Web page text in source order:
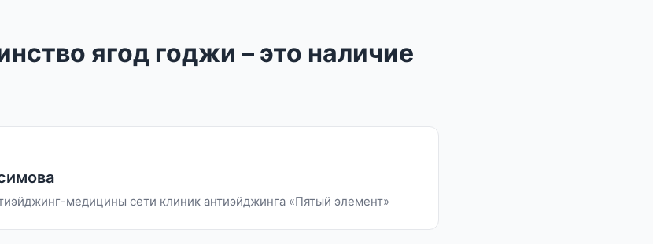
ягод годжи – это наличие
медицины сети клиник антиэйджинга «Пятый элемент»